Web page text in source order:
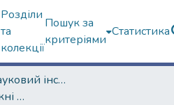
Розділи
та
колекції
Пошук за
критеріями
Статистика
Навчально-науковий інститут екології, зеленої енергетики та сталого розвитку
Кваліфікаційні випускні роботи бакалаврів. Навчально-науковий інститут екології, зеленої енергетики та сталого розвитку